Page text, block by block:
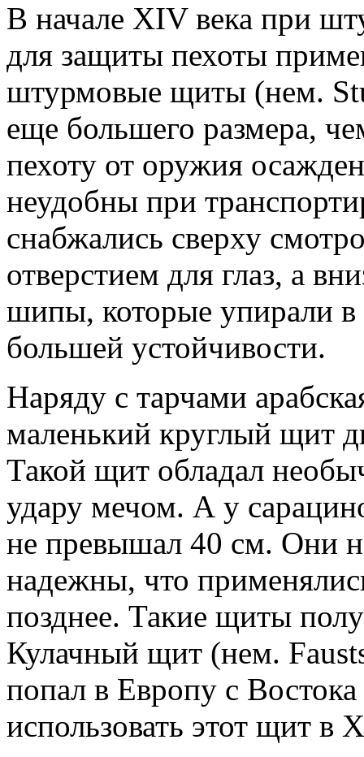
В начале XIV века при
для защиты пехоты
штурмовые щиты (нем.
еще большего размера,
пехоту от оружия
неудобны при
снабжались сверху
отверстием для глаз, а
шипы, которые упирали
большей устойчивости.
Наряду с тарчами
маленький круглый щит
Такой щит обладал
удару мечом. А у
не превышал 40 см. Они
надежны, что
позднее. Такие щиты
Кулачный щит (нем.
попал в Европу с
использовать этот щит в